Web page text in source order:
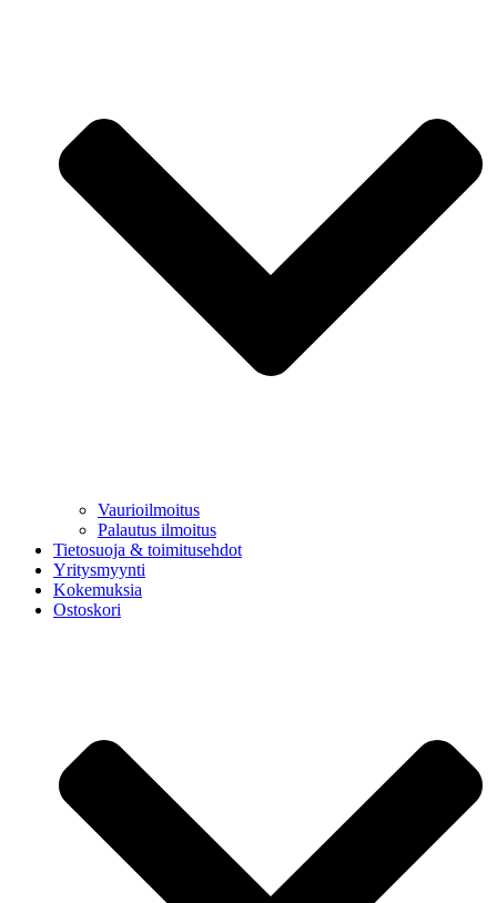
Vaurioilmoitus
Palautus ilmoitus
Tietosuoja & toimitusehdot
Yritysmyynti
Kokemuksia
Ostoskori